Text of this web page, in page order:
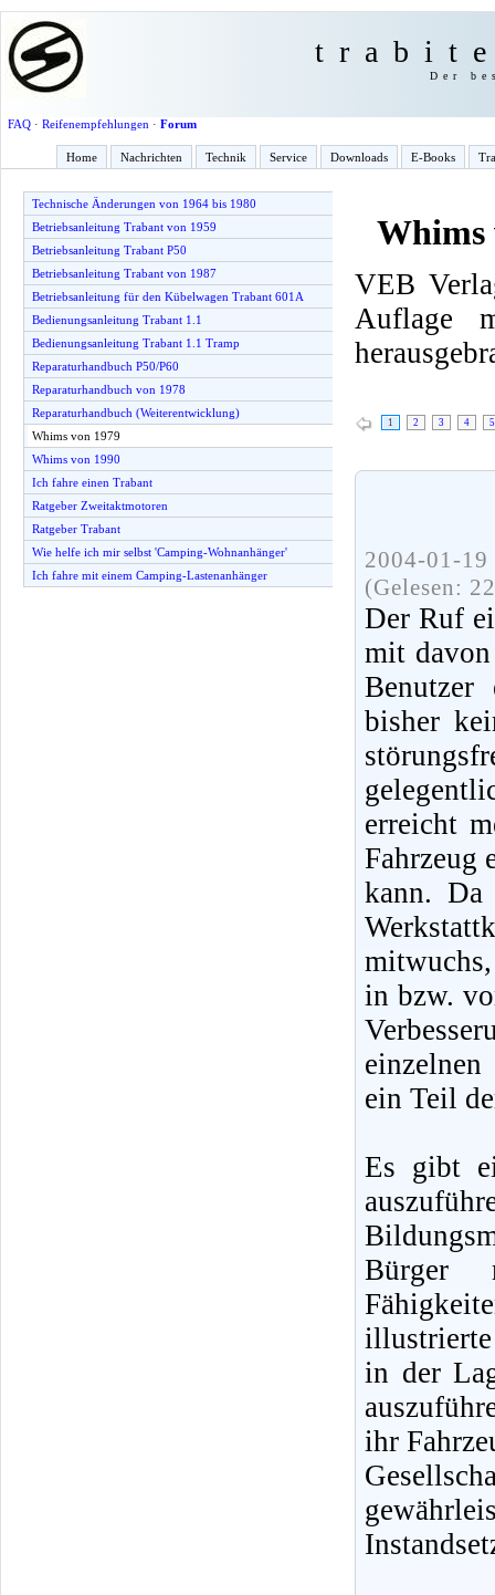
Der
FAQ· Reifenempfehlungen · Forum
Home Nachrichten Technik Service Downloads E-Books
Technische Änderungen von 1964 bis 1980
Betriebsanleitung Trabant von 1959
Betriebsanleitung Trabant P50
Betriebsanleitung Trabant von 1987
Betriebsanleitung für den Kübelwagen Trabant 601A
Bedienungsanleitung Trabant 1.1
Bedienungsanleitung Trabant 1.1 Tramp
Reparaturhandbuch P50/P60
Reparaturhandbuch von 1978
Reparaturhandbuch (Weiterentwicklung)
Whims von 1979
Whims von 1990
Ich fahre einen Trabant
Ratgeber Zweitaktmotoren
Ratgeber Trabant
Wie helfe ich mir selbst 'Camping-Wohnanhänger'
Ich fahre mit einem Camping-Lastenanhänger
Whims
VEB
Auflage
1 2 3 4 5
2004-01-
(Gelesen:
Der Ruf
mit
Benutzer
bisher
erreicht
Fahrzeug
kann. Da
in bzw.
ein Teil
Es gibt
Bürger
in der
ihr